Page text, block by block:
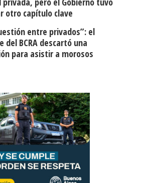
otro capítulo clave
entre privados”: el
del BCRA descartó una
para asistir a morosos